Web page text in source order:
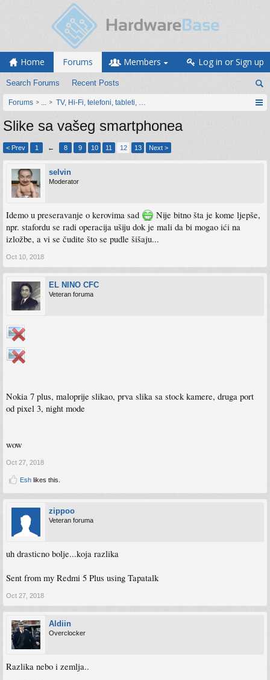
Home Forums
Search Forums Recent Posts
Members Log in or Sign up
Forums ... TV, Hi-Fi, telefoni, tableti, satovi, IoT oprema
Slike sa vašeg smartphonea
< Prev 1 ← 8 9 10 11 12 13 Next >
selvin
Moderator
Idemo u preseravanje o kerovima sad
Nije bitno šta je kome ljepše,
npr. stafordu se radi operacija ušiju dok je mali da bi mogao ići na
izložbe, a vi se čudite što se pudle šišaju...
Oct 10, 2018
EL NINO CFC
Veteran foruma
Nokia 7 plus, maloprije slikao, prva slika sa stock kamere, druga port
od pixel 3, night mode
wow
Oct 27, 2018
Esh likes this.
zippoo
Veteran foruma
uh drasticno bolje...koja razlika
Sent from my Redmi 5 Plus using Tapatalk
Oct 27, 2018
Aldiin
Overclocker
Razlika nebo i zemlja..